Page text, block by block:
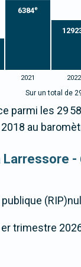
6384e
2021 2022
Sur un total de
parmi les 29
au
Larressore -
(RIP)null
trimestre